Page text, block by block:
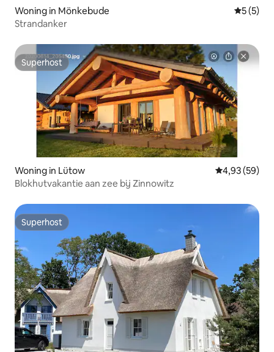
Woning in Mönkebude
5 (5)
Strandanker
Superhost
Superhost
Woning in Lütow Gemiddelde
4,93 (59)
Blokhutvakantie aan zee bij Zinnowitz
Superhost
Superhost